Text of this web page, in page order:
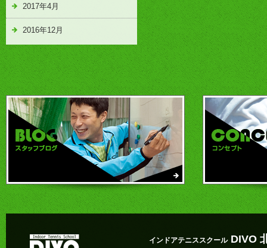
2017年4月
2016年12月
インドアテニススクール DIVO